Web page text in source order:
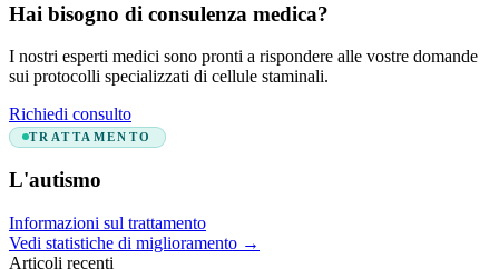
Hai bisogno di consulenza medica?
I nostri esperti medici sono pronti a rispondere alle vostre domande
sui protocolli specializzati di cellule staminali.
Richiedi consulto
TRATTAMENTO
L'autismo
Informazioni sul trattamento
Vedi statistiche di miglioramento →
Articoli recenti